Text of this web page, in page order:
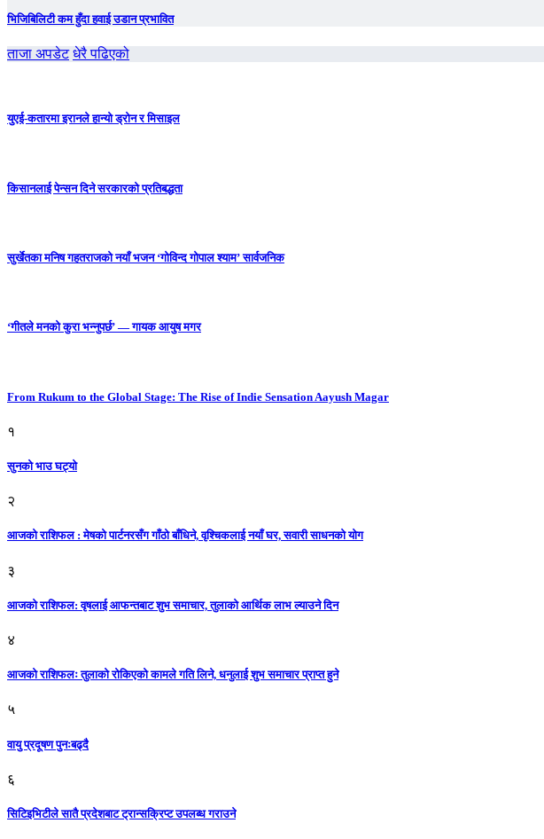
भिजिबिलिटी कम हुँदा हवाई उडान प्रभावित
ताजा अपडेट धेरै पढिएको
युएई-कतारमा इरानले हान्यो ड्रोन र मिसाइल
किसानलाई पेन्सन दिने सरकारको प्रतिबद्धता
सुर्खेतका मनिष गहतराजको नयाँ भजन ‘गोविन्द गोपाल श्याम’ सार्वजनिक
‘गीतले मनको कुरा भन्नुपर्छ’ — गायक आयुष मगर
From Rukum to the Global Stage: The Rise of Indie Sensation Aayush Magar
१
सुनको भाउ घट्याे
२
आजको राशिफल : मेषको पार्टनरसँग गाँठो बाँधिने, वृश्चिकलाई नयाँ घर, सवारी साधनकाे याेग
३
आजकाे राशिफल: वृषलाई आफन्तबाट शुभ समाचार, तुलाकाे आर्थिक लाभ ल्याउने दिन
४
आजको राशिफलः तुलाकाे रोकिएको कामले गति लिने, धनुलाई शुभ समाचार प्राप्त हुने
५
वायु प्रदूषण पुनःबढ्दै
६
सिटिइभिटीले सातै प्रदेशबाट ट्रान्सक्रिप्ट उपलब्ध गराउने